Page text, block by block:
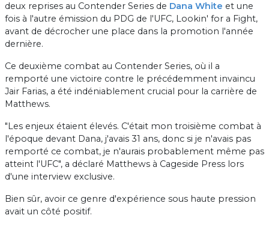
deux reprises au Contender Series de Dana White et une
fois à l'autre émission du PDG de l'UFC, Lookin' for a Fight,
avant de décrocher une place dans la promotion l'année
dernière.
Ce deuxième combat au Contender Series, où il a
remporté une victoire contre le précédemment invaincu
Jair Farias, a été indéniablement crucial pour la carrière de
Matthews.
"Les enjeux étaient élevés. C'était mon troisième combat à
l'époque devant Dana, j'avais 31 ans, donc si je n'avais pas
remporté ce combat, je n'aurais probablement même pas
atteint l'UFC", a déclaré Matthews à Cageside Press lors
d'une interview exclusive.
Bien sûr, avoir ce genre d'expérience sous haute pression
avait un côté positif.